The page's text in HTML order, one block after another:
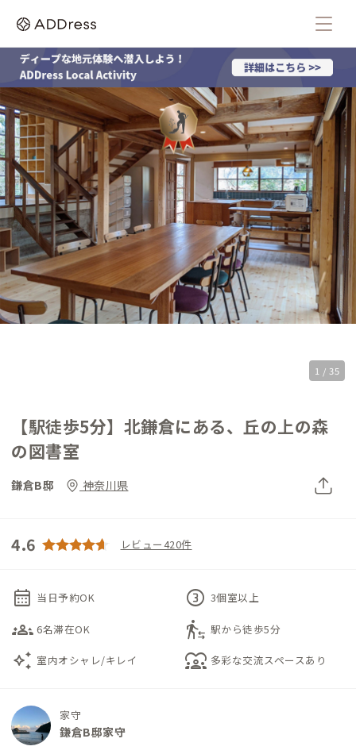
1 / 35
【駅徒歩5分】北鎌倉にある、丘の上の森
の図書室
鎌倉B邸 神奈川県
4.6 レビュー420件
calendar_month 当日予約OK counter_3 3個室以上
groups_3 6名滞在OK transfer_within_a_station 駅から徒歩5分
auto_awesome 室内オシャレ/キレイ diversity_1 多彩な交流スペースあり
家守
鎌倉B邸家守